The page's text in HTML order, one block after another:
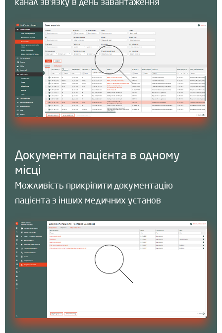
канал зв’язку в день завантаження
Документи пацієнта в одному
місці
Можливість прикріпити документацію
пацієнта з інших медичних установ